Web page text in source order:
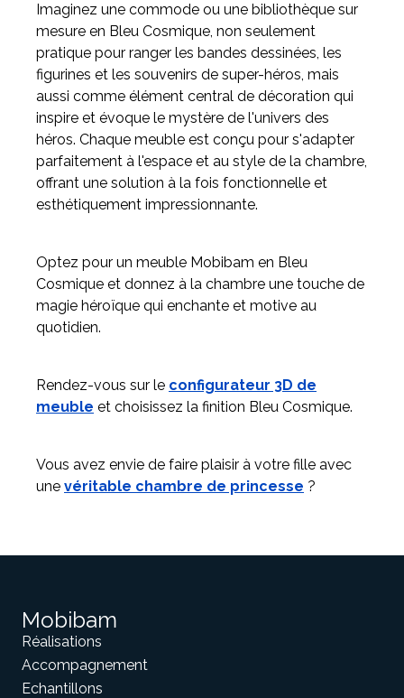
Imaginez une commode ou une bibliothèque sur
mesure en Bleu Cosmique, non seulement
pratique pour ranger les bandes dessinées, les
figurines et les souvenirs de super-héros, mais
aussi comme élément central de décoration qui
inspire et évoque le mystère de l'univers des
héros. Chaque meuble est conçu pour s'adapter
parfaitement à l'espace et au style de la chambre,
offrant une solution à la fois fonctionnelle et
esthétiquement impressionnante.
Optez pour un meuble Mobibam en Bleu
Cosmique et donnez à la chambre une touche de
magie héroïque qui enchante et motive au
quotidien.
Rendez-vous sur le configurateur 3D de
meuble et choisissez la finition Bleu Cosmique.
Vous avez envie de faire plaisir à votre fille avec
une véritable chambre de princesse ?
Mobibam
Réalisations
Accompagnement
Echantillons